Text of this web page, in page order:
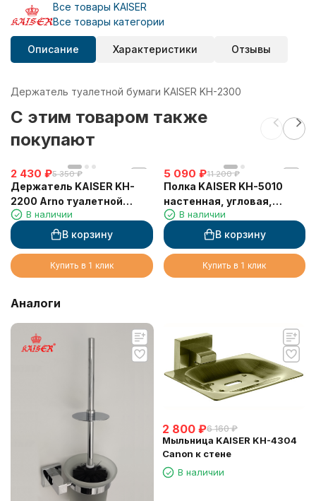
Все товары KAISER
Все товары категории
Описание Характеристики Отзывы
Держатель туалетной бумаги KAISER KH-2300
C этим товаром также
покупают
2 430 ₽5 350 ₽
Держатель KAISER KH-
2200 Arno туалетной
бумаги
В наличии
В корзину
Купить в 1 клик
5 090 ₽11 200 ₽
Полка KAISER KH-5010
настенная, угловая,
Хром, 214*214*60
В наличии
В корзину
Купить в 1 клик
Аналоги
2 800 ₽6 160 ₽
Мыльница KAISER KH-4304
Canon к стене
В наличии